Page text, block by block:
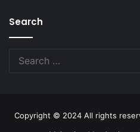
Search
Copyright © 2024 All rights